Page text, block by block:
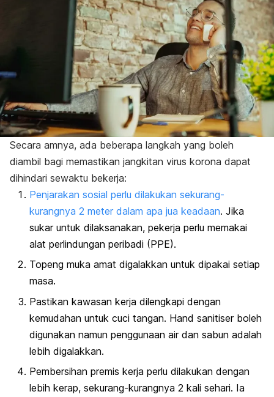
Secara amnya, ada beberapa langkah yang boleh
diambil bagi memastikan jangkitan virus korona dapat
dihindari sewaktu bekerja:
Penjarakan sosial perlu dilakukan sekurang-
kurangnya 2 meter dalam apa jua keadaan. Jika
sukar untuk dilaksanakan, pekerja perlu memakai
alat perlindungan peribadi (PPE).
Topeng muka amat digalakkan untuk dipakai setiap
masa.
Pastikan kawasan kerja dilengkapi dengan
kemudahan untuk cuci tangan. Hand sanitiser boleh
digunakan namun penggunaan air dan sabun adalah
lebih digalakkan.
Pembersihan premis kerja perlu dilakukan dengan
lebih kerap, sekurang-kurangnya 2 kali sehari. Ia